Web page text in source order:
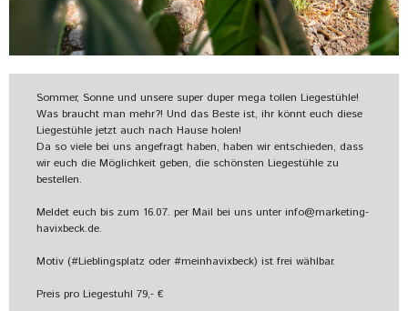
Sommer, Sonne und unsere super duper mega tollen Liegestühle!
Was braucht man mehr?! Und das Beste ist, ihr könnt euch diese
Liegestühle jetzt auch nach Hause holen!
Da so viele bei uns angefragt haben, haben wir entschieden, dass
wir euch die Möglichkeit geben, die schönsten Liegestühle zu
bestellen.
Meldet euch bis zum 16.07. per Mail bei uns unter info@marketing-
havixbeck.de.
Motiv (#Lieblingsplatz oder #meinhavixbeck) ist frei wählbar.
Preis pro Liegestuhl 79,- €